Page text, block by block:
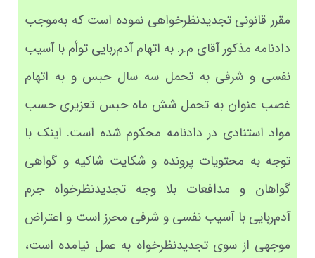
مقرر قانونی تجدیدنظرخواهی نموده است که به‌موجب
دادنامه مذکور آقای م.ر. به اتهام آدم‌ربایی توأم با آسیب
نفسی و شرفی به تحمل سه سال حبس و به اتهام
غصب عنوان به تحمل شش ماه حبس تعزیری حسب
مواد استنادی در دادنامه محکوم شده است. اینک با
توجه به محتویات پرونده و شکایت شاکیه و گواهی
گواهان و مدافعات بلا وجه تجدیدنظرخواه جرم
آدم‌ربایی با آسیب نفسی و شرفی محرز است و اعتراض
موجهی از سوی تجدیدنظرخواه به عمل نیامده است،